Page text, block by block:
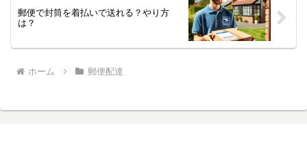
郵便で封筒を着払いで送れる？やり方
は？
ホーム 郵便配達